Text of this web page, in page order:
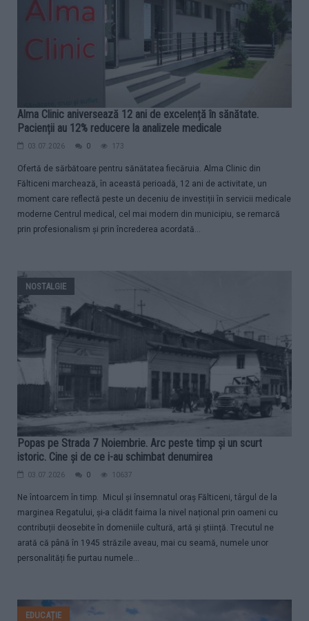
Alma Clinic aniversează 12 ani de excelență în sănătate.
Pacienții au 12% reducere la analizele medicale
03.07.2026 0 173
Ofertă de sărbătoare pentru sănătatea fiecăruia. Alma Clinic din
Fălticeni marchează, în această perioadă, 12 ani de activitate, un
moment care reflectă peste un deceniu de investiții în servicii medicale
moderne Centrul medical, cel mai modern din municipiu, se remarcă
prin profesionalism și prin încrederea acordată...
NOSTALGIE
Popas pe Strada 7 Noiembrie. Arc peste timp și un scurt
istoric. Cine și de ce i-au schimbat denumirea
03.07.2026 0 10637
Ne întoarcem în timp. Micul și însemnatul oraș Fălticeni, târgul de la
marginea Regatului, și-a clădit faima la nivel național prin oameni cu
contribuții deosebite în domeniile cultură, artă și știință. Trecutul ne
arată că până în 1945 străzile aveau, mai cu seamă, numele unor
personalități fie purtau numele...
EDUCAȚIE